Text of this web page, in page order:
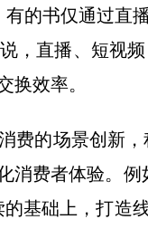
有的书仅通过直
，直播、短视
换效率。
的场景创新，
消费者体验。
基础上，打造